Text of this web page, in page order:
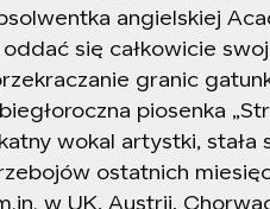
angielskiej
się całkowicie
granic
piosenka
wokal artystki, stała
ostatnich
w UK, Austrii,